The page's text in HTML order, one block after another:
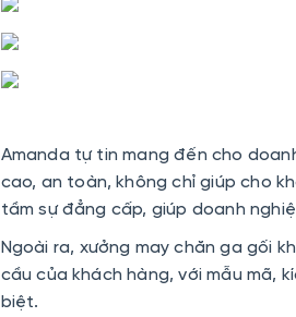
Amanda tự tin mang đến cho
cao, an toàn, không chỉ giúp cho
tầm sự đẳng cấp, giúp doanh
Ngoài ra, xưởng may chăn ga gối
cầu của khách hàng, với mẫu mã,
biệt.